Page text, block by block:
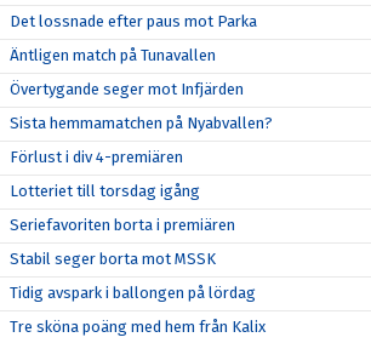
Det lossnade efter paus mot Parka
Äntligen match på Tunavallen
Övertygande seger mot Infjärden
Sista hemmamatchen på Nyabvallen?
Förlust i div 4-premiären
Lotteriet till torsdag igång
Seriefavoriten borta i premiären
Stabil seger borta mot MSSK
Tidig avspark i ballongen på lördag
Tre sköna poäng med hem från Kalix